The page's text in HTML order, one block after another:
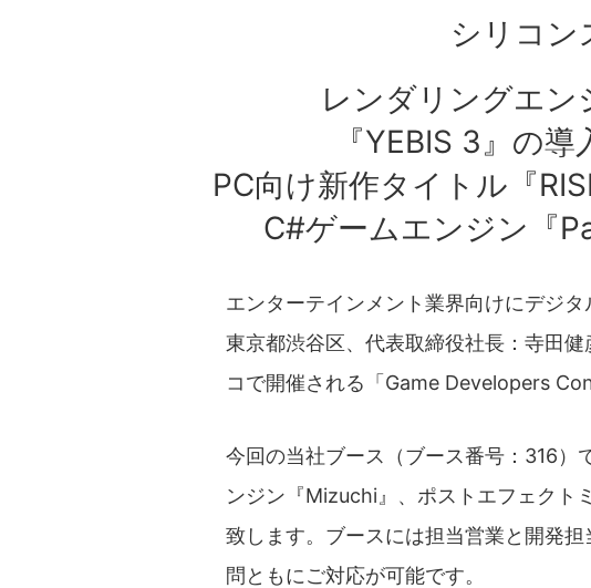
シリコン
レンダリングエン
『YEBIS 3』の
PC向け新作タイトル『
C#ゲームエンジン『
エンターテインメント業界向けにデジ
東京都渋谷区、代表取締役社長：寺田
コで開催される「Game Developers
今回の当社ブース（ブース番号：316）
ンジン『Mizuchi』、ポストエフェクト
致します。ブースには担当営業と開発
問ともにご対応が可能です。